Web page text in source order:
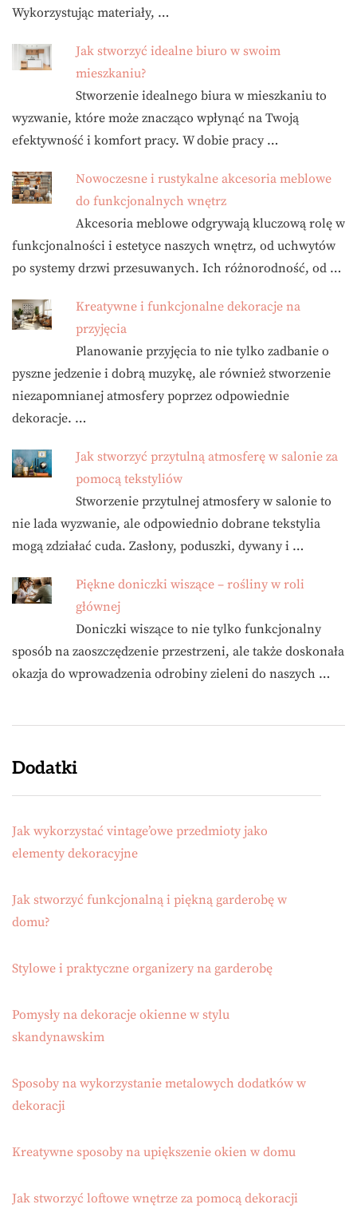
Wykorzystując materiały, …
Jak stworzyć idealne biuro w swoim
mieszkaniu?
Stworzenie idealnego biura w mieszkaniu to
wyzwanie, które może znacząco wpłynąć na Twoją
efektywność i komfort pracy. W dobie pracy …
Nowoczesne i rustykalne akcesoria meblowe
do funkcjonalnych wnętrz
Akcesoria meblowe odgrywają kluczową rolę w
funkcjonalności i estetyce naszych wnętrz, od uchwytów
po systemy drzwi przesuwanych. Ich różnorodność, od …
Kreatywne i funkcjonalne dekoracje na
przyjęcia
Planowanie przyjęcia to nie tylko zadbanie o
pyszne jedzenie i dobrą muzykę, ale również stworzenie
niezapomnianej atmosfery poprzez odpowiednie
dekoracje. …
Jak stworzyć przytulną atmosferę w salonie za
pomocą tekstyliów
Stworzenie przytulnej atmosfery w salonie to
nie lada wyzwanie, ale odpowiednio dobrane tekstylia
mogą zdziałać cuda. Zasłony, poduszki, dywany i …
Piękne doniczki wiszące – rośliny w roli
głównej
Doniczki wiszące to nie tylko funkcjonalny
sposób na zaoszczędzenie przestrzeni, ale także doskonała
okazja do wprowadzenia odrobiny zieleni do naszych …
Dodatki
Jak wykorzystać vintage’owe przedmioty jako
elementy dekoracyjne
Jak stworzyć funkcjonalną i piękną garderobę w
domu?
Stylowe i praktyczne organizery na garderobę
Pomysły na dekoracje okienne w stylu
skandynawskim
Sposoby na wykorzystanie metalowych dodatków w
dekoracji
Kreatywne sposoby na upiększenie okien w domu
Jak stworzyć loftowe wnętrze za pomocą dekoracji